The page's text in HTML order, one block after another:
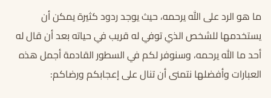
ما هو الرد على الله يرحمه، حيث يوجد ردود كثيرة يمكن أن
يستخدمها للشخص الذي توفي له قريب في حياته بعد أن قال له
أحد ما الله يرحمه، وسنوفر لكم في السطور القادمة أجمل هذه
العبارات وأفضلها نتمنى أن تنال على إعجابكم ورضاكم: